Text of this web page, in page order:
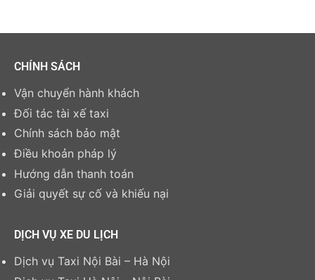
CHÍNH SÁCH
Vận chuyển hành khách
Đối tác tài xế taxi
Chính sách bảo mật
Điều khoản pháp lý
Hướng dẫn thanh toán
Giải quyết sự cố và khiếu nại
DỊCH VỤ XE DU LỊCH
Dịch vụ Taxi Nội Bài – Hà Nội